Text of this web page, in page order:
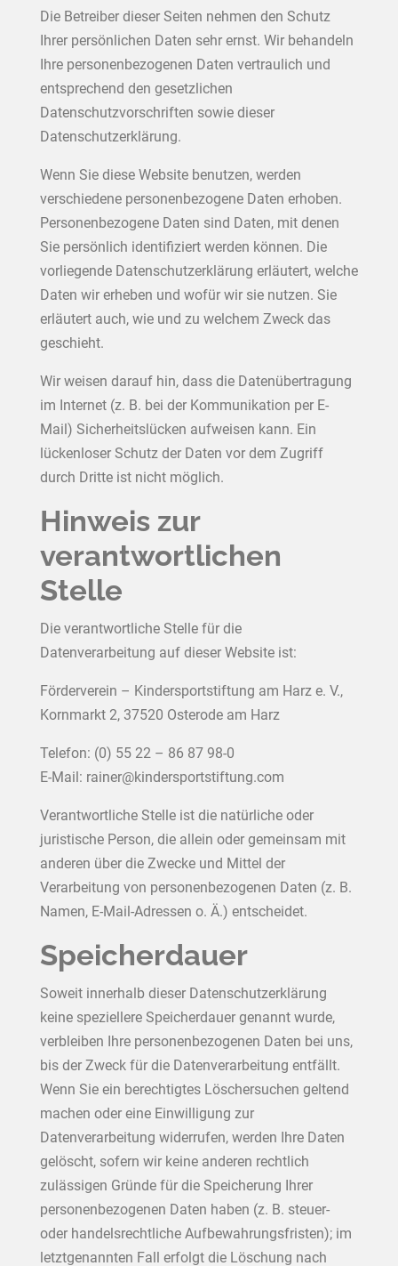
Die Betreiber dieser Seiten nehmen den Schutz
Ihrer persönlichen Daten sehr ernst. Wir behandeln
Ihre personenbezogenen Daten vertraulich und
entsprechend den gesetzlichen
Datenschutzvorschriften sowie dieser
Datenschutzerklärung.
Wenn Sie diese Website benutzen, werden
verschiedene personenbezogene Daten erhoben.
Personenbezogene Daten sind Daten, mit denen
Sie persönlich identifiziert werden können. Die
vorliegende Datenschutzerklärung erläutert, welche
Daten wir erheben und wofür wir sie nutzen. Sie
erläutert auch, wie und zu welchem Zweck das
geschieht.
Wir weisen darauf hin, dass die Datenübertragung
im Internet (z. B. bei der Kommunikation per E-
Mail) Sicherheitslücken aufweisen kann. Ein
lückenloser Schutz der Daten vor dem Zugriff
durch Dritte ist nicht möglich.
Hinweis zur
verantwortlichen
Stelle
Die verantwortliche Stelle für die
Datenverarbeitung auf dieser Website ist:
Förderverein – Kindersportstiftung am Harz e. V.,
Kornmarkt 2, 37520 Osterode am Harz
Telefon: (0) 55 22 – 86 87 98-0
E-Mail: rainer@kindersportstiftung.com
Verantwortliche Stelle ist die natürliche oder
juristische Person, die allein oder gemeinsam mit
anderen über die Zwecke und Mittel der
Verarbeitung von personenbezogenen Daten (z. B.
Namen, E-Mail-Adressen o. Ä.) entscheidet.
Speicherdauer
Soweit innerhalb dieser Datenschutzerklärung
keine speziellere Speicherdauer genannt wurde,
verbleiben Ihre personenbezogenen Daten bei uns,
bis der Zweck für die Datenverarbeitung entfällt.
Wenn Sie ein berechtigtes Löschersuchen geltend
machen oder eine Einwilligung zur
Datenverarbeitung widerrufen, werden Ihre Daten
gelöscht, sofern wir keine anderen rechtlich
zulässigen Gründe für die Speicherung Ihrer
personenbezogenen Daten haben (z. B. steuer-
oder handelsrechtliche Aufbewahrungsfristen); im
letztgenannten Fall erfolgt die Löschung nach